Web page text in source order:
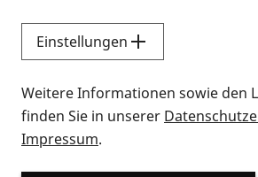
Vorlesen
Alle
Sie möchten
Einstellungen
Weitere Informationen sowie den
finden Sie in unserer
Impressum.